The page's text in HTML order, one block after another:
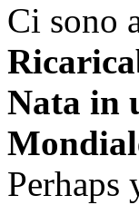
Ci sono
Nata in